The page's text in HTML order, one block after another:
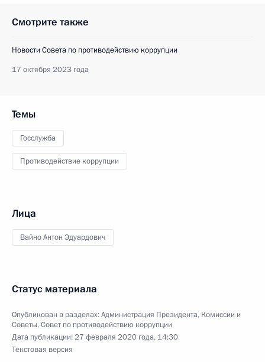
Смотрите также
Новости Совета по противодействию коррупции
17 октября 2023 года
Темы
Госслужба
Противодействие коррупции
Лица
Вайно Антон Эдуардович
Статус материала
Опубликован в разделах:Администрация Президента, Комиссии и
Советы,Совет по противодействию коррупции
Дата публикации:27 февраля 2020 года, 14:30
Текстовая версия